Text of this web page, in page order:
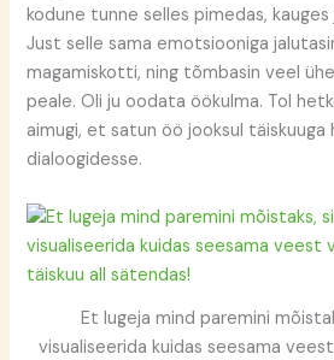
kodune tunne selles pimedas, kauges
Just selle sama emotsiooniga
magamiskotti, ning tõmbasin veel
peale. Oli ju oodata öökulma. Tol
aimugi, et satun öö jooksul
dialoogidesse.
Et lugeja mind paremini
visualiseerida kuidas seesama